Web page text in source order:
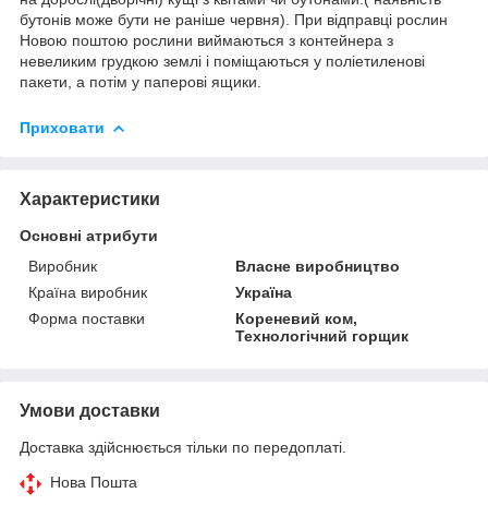
бутонів може бути не раніше червня). При відправці рослин
Новою поштою рослини виймаються з контейнера з
невеликим грудкою землі і поміщаються у поліетиленові
пакети, а потім у паперові ящики.
Приховати
Характеристики
Основні атрибути
Виробник
Власне виробництво
Країна виробник
Україна
Форма поставки
Кореневий ком,
Технологічний горщик
Умови доставки
Доставка здійснюється тільки по передоплаті.
Нова Пошта